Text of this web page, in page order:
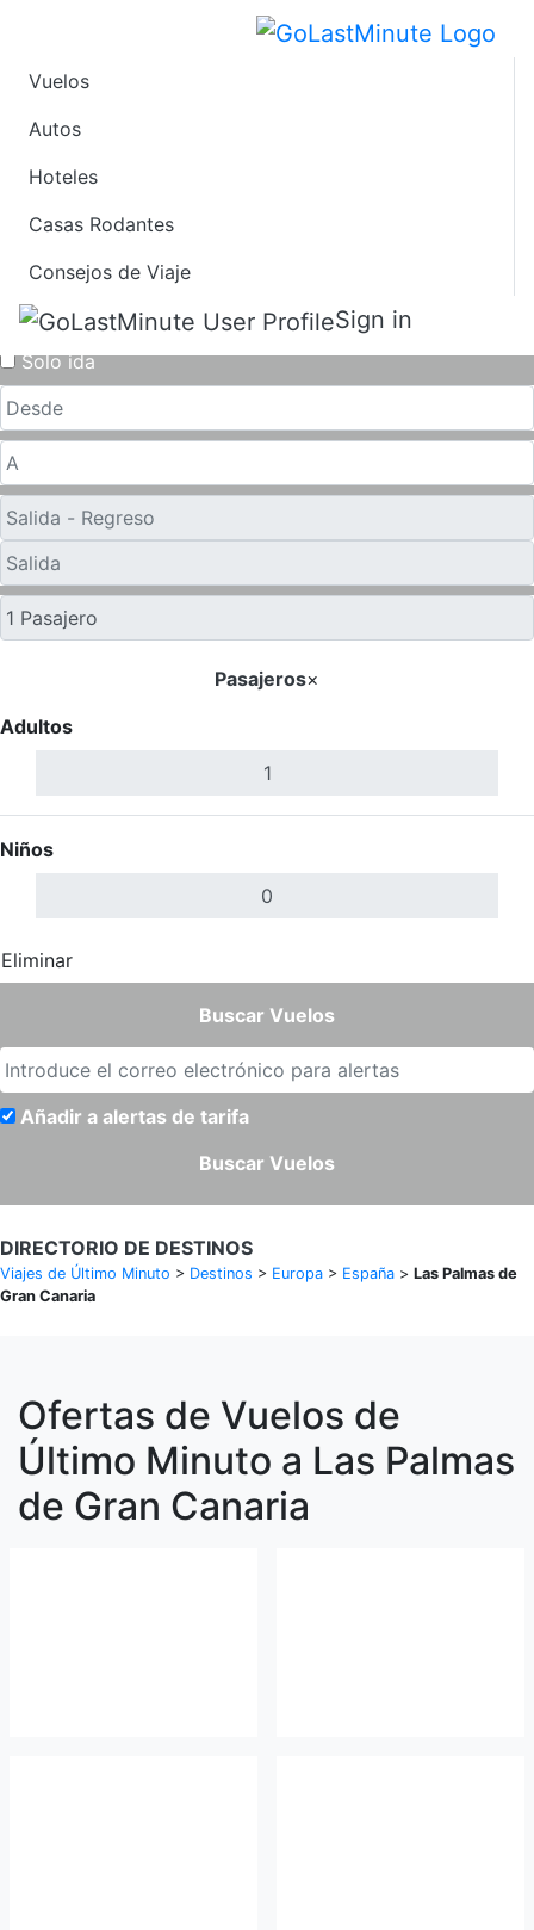
Vuelos
Autos
Hoteles
Casas Rodantes
Consejos de Viaje
Sign in
Ofertas de Viaje de
Último Minuto a Las
Palmas de Gran
Canaria
Solo ida
Pasajeros×
Adultos
Niños
Eliminar
Buscar Vuelos
Añadir a alertas de tarifa
Buscar Vuelos
DIRECTORIO DE DESTINOS
Viajes de Último Minuto > Destinos > Europa > España > Las Palmas de
Gran Canaria
Ofertas de Vuelos de
Último Minuto a Las Palmas
de Gran Canaria